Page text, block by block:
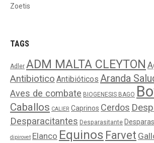
Zoetis
TAGS
Adler ADM MALTA CLEYTON
Antibiotico Antibióticos Aranda
Aves de combate BIOGENESIS BAGO
Caballos CALIER Caprinos Cerdos
Desparacitantes Desparasitante
dipirovet Elanco Equinos Farvet